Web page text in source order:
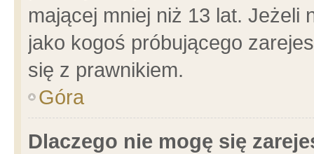
mającej mniej niż 13 lat. Jeżeli
jako kogoś próbującego
się z prawnikiem.
Góra
Dlaczego nie mogę się